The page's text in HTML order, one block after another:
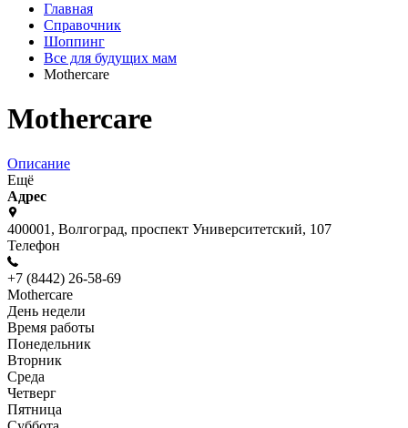
Главная
Справочник
Шоппинг
Все для будущих мам
Mothercare
Mothercare
Описание
Ещё
Адрес
400001, Волгоград, проспект Университетский, 107
Телефон
+7 (8442) 26-58-69
Mothercare
День недели
Время работы
Понедельник
Вторник
Среда
Четверг
Пятница